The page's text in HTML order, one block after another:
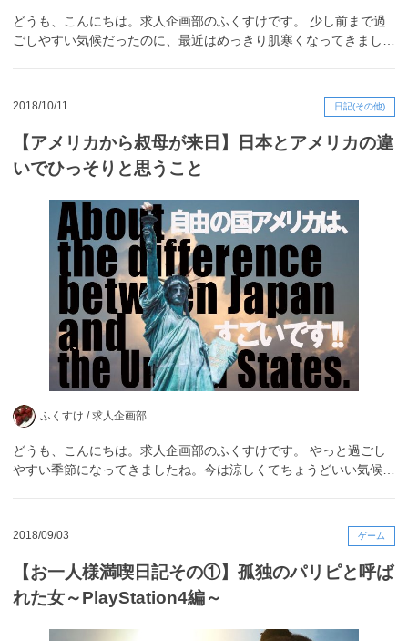
どうも、こんにちは。求人企画部のふくすけです。 少し前まで過
ごしやすい気候だったのに、最近はめっきり肌寒くなってきまし…
2018/10/11 日記(その他)
【アメリカから叔母が来日】日本とアメリカの違
いでひっそりと思うこと
ふくすけ /求人企画部
どうも、こんにちは。求人企画部のふくすけです。 やっと過ごし
やすい季節になってきましたね。今は涼しくてちょうどいい気候…
2018/09/03 ゲーム
【お一人様満喫日記その①】孤独のパリピと呼ば
れた女～PlayStation4編～